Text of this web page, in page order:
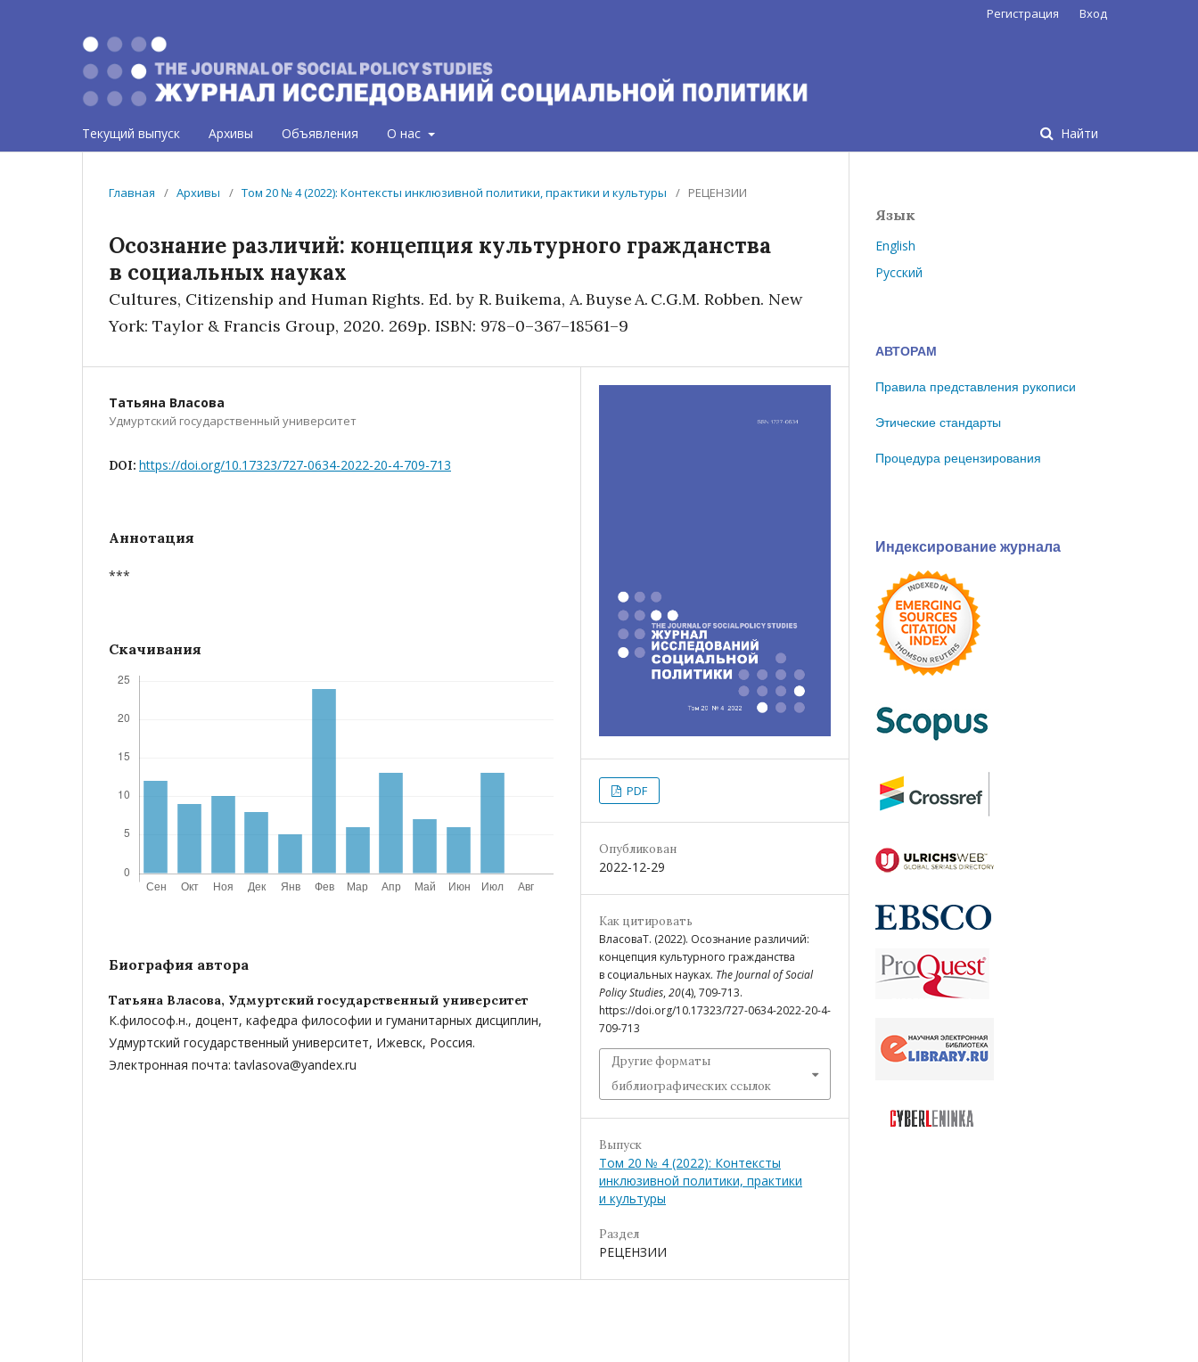
Текущий выпуск Архивы Объявления О нас Найти
Регистрация Вход
Главная / Архивы / Том 20 № 4 (2022): Контексты инклюзивной политики, практики и культуры / РЕЦЕНЗИИ
Осознание различий: концепция культурного гражданства
в социальных науках
Cultures, Citizenship and Human Rights. Ed. by R. Buikema, A. Buyse A. C.G.M. Robben. New
York: Taylor & Francis Group, 2020. 269p. ISBN: 978–0–367–18561–9
Татьяна Власова
Удмуртский государственный университет
DOI: https://doi.org/10.17323/727-0634-2022-20-4-709-713
Аннотация
***
Скачивания
Биография автора
Татьяна Власова, Удмуртский государственный университет
К.философ.н., доцент, кафедра философии и гуманитарных дисциплин,
Удмуртский государственный университет, Ижевск, Россия.
Электронная почта: tavlasova@yandex.ru
PDF
Опубликован
2022-12-29
Как цитировать
ВласоваТ. (2022). Осознание различий:
концепция культурного гражданства
в социальных науках. The Journal of Social
Policy Studies, 20(4), 709-713.
https://doi.org/10.17323/727-0634-2022-20-4-
709-713
Другие форматы
библиографических ссылок
Выпуск
Том 20 № 4 (2022): Контексты
инклюзивной политики, практики
и культуры
Раздел
РЕЦЕНЗИИ
Язык
English
Русский
АВТОРАМ
Правила представления рукописи
Этические стандарты
Процедура рецензирования
Индексирование журнала